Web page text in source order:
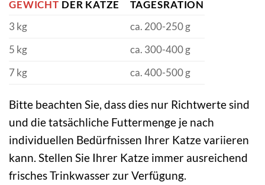
GEWICHT DER KATZE
TAGESRATION
3 kg
ca. 200-250 g
5 kg
ca. 300-400 g
7 kg
ca. 400-500 g
Bitte beachten Sie, dass dies nur Richtwerte sind
und die tatsächliche Futtermenge je nach
individuellen Bedürfnissen Ihrer Katze variieren
kann. Stellen Sie Ihrer Katze immer ausreichend
frisches Trinkwasser zur Verfügung.